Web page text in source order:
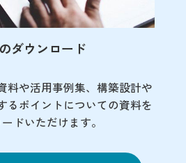
ダウンロード
や活用事例集、 構築設計や
るポイントについての資料を
ドいただけます。